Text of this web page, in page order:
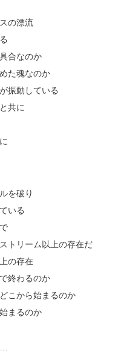
の漂流
合なのか
た魂なのか
振動している
共に
を破り
いる
トリーム以上の存在だ
の存在
終わるのか
こから始まるのか
まるのか